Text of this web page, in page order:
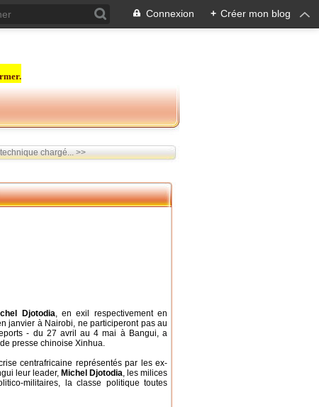
Connexion + Créer mon blog
chargé... >>
Djotodia, en exil respectivement en
janvier à Nairobi, ne participeront pas au
- du 27 avril au 4 mai à Bangui, a
presse chinoise Xinhua.
centrafricaine représentés par les ex-
leur leader, Michel Djotodia, les milices
militaires, la classe politique toutes